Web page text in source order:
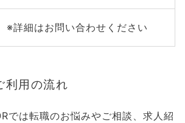
※詳細はお問い合わせください
利用の流れ
では転職のお悩みやご相談、求人紹